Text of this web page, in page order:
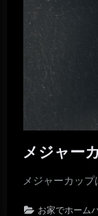
メジャー
メジャーカッ
お家でホーム